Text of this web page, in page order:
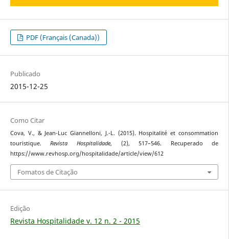
PDF (Français (Canada))
Publicado
2015-12-25
Como Citar
Cova, V., & Jean-Luc Giannelloni, J.-L. (2015). Hospitalité et consommation
touristique.Revista Hospitalidade, (2), 517–546. Recuperado de
https://www.revhosp.org/hospitalidade/article/view/612
Fomatos de Citação
Edição
Revista Hospitalidade v. 12 n. 2 - 2015